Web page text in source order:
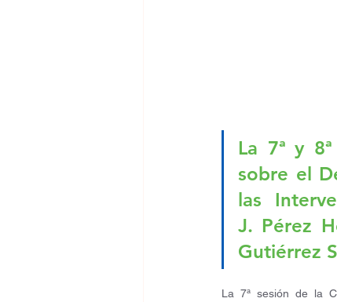
La 7ª y
sobre el
las
J. Pérez
Gutiérrez
La 7ª sesión de la